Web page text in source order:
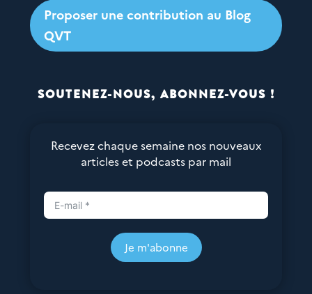
Proposer une contribution au Blog
QVT
SOUTENEZ-NOUS, ABONNEZ-VOUS !
Recevez chaque semaine nos nouveaux
articles et podcasts par mail
Je m'abonne